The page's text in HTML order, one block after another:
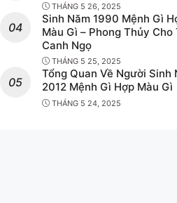
THÁNG 5 26, 2025
Sinh Năm 1990 Mệnh Gì
Màu Gì – Phong Thủy Cho
Canh Ngọ
THÁNG 5 25, 2025
Tổng Quan Về Người Sinh
2012 Mệnh Gì Hợp Màu Gì
THÁNG 5 24, 2025